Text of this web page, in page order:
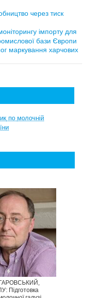
через тиск
імпорту для
бази Європи
маркування харчових
по молочній
Підготовка